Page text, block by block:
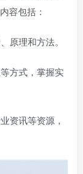
容包括：
原理和方法。
方式，掌握实
资讯等资源，